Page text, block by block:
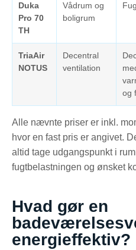
Duka
Pro 70
TH
Vådrum og
boligrum
TriaAir
NOTUS
Decentral
ventilation
og
Alle nævnte priser er inkl.
hvor en fast pris er angivet.
altid tage udgangspunkt i
fugtbelastningen og ønsket
Hvad gør en
energieffektiv?